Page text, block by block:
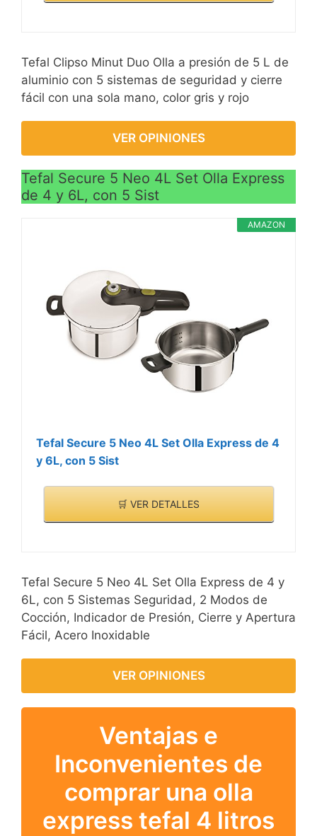
Tefal Clipso Minut Duo Olla a presión de 5 L de
aluminio con 5 sistemas de seguridad y cierre
fácil con una sola mano, color gris y rojo
VER OPINIONES
Tefal Secure 5 Neo 4L Set Olla Express
de 4 y 6L, con 5 Sist
AMAZON
Tefal Secure 5 Neo 4L Set Olla Express de 4
y 6L, con 5 Sist
🛒 VER DETALLES
Tefal Secure 5 Neo 4L Set Olla Express de 4 y
6L, con 5 Sistemas Seguridad, 2 Modos de
Cocción, Indicador de Presión, Cierre y Apertura
Fácil, Acero Inoxidable
VER OPINIONES
Ventajas e
Inconvenientes de
comprar una olla
express tefal 4 litros